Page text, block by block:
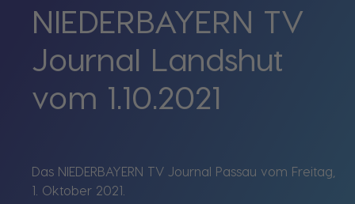
NIEDERBAYERN TV
Journal Landshut
vom 1.10.2021
Das NIEDERBAYERN TV Journal Passau vom Freitag,
1. Oktober 2021.